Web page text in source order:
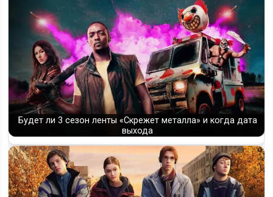
Будет ли 3 сезон ленты «Скрежет металла» и когда дата
выхода